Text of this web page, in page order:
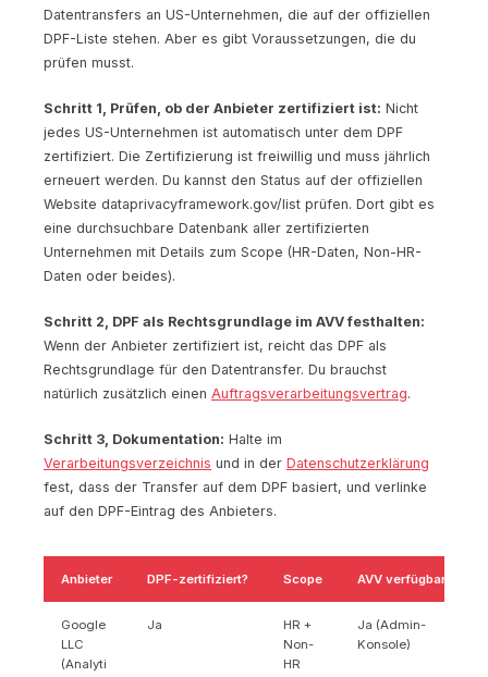
Datentransfers an US-Unternehmen, die auf der offiziellen
DPF-Liste stehen. Aber es gibt Voraussetzungen, die du
prüfen musst.
Schritt 1, Prüfen, ob der Anbieter zertifiziert ist: Nicht
jedes US-Unternehmen ist automatisch unter dem DPF
zertifiziert. Die Zertifizierung ist freiwillig und muss jährlich
erneuert werden. Du kannst den Status auf der offiziellen
Website dataprivacyframework.gov/list prüfen. Dort gibt es
eine durchsuchbare Datenbank aller zertifizierten
Unternehmen mit Details zum Scope (HR-Daten, Non-HR-
Daten oder beides).
Schritt 2, DPF als Rechtsgrundlage im AVV festhalten:
Wenn der Anbieter zertifiziert ist, reicht das DPF als
Rechtsgrundlage für den Datentransfer. Du brauchst
natürlich zusätzlich einen Auftragsverarbeitungsvertrag.
Schritt 3, Dokumentation: Halte im
Verarbeitungsverzeichnis und in der Datenschutzerklärung
fest, dass der Transfer auf dem DPF basiert, und verlinke
auf den DPF-Eintrag des Anbieters.
Anbieter DPF-zertifiziert? Scope AVV verfügbar?
Google
LLC
(Analyti
Ja
HR +
Non-
HR
Ja (Admin-
Konsole)